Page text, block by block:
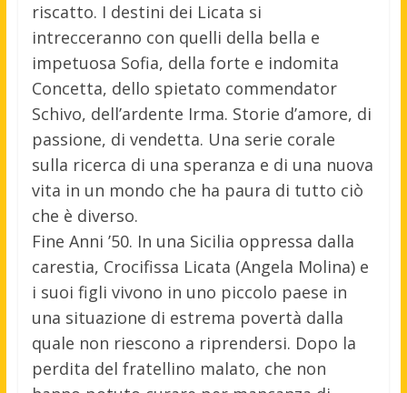
riscatto. I destini dei Licata si
intrecceranno con quelli della bella e
impetuosa Sofia, della forte e indomita
Concetta, dello spietato commendator
Schivo, dell’ardente Irma. Storie d’amore, di
passione, di vendetta. Una serie corale
sulla ricerca di una speranza e di una nuova
vita in un mondo che ha paura di tutto ciò
che è diverso.
Fine Anni ’50. In una Sicilia oppressa dalla
carestia, Crocifissa Licata (Angela Molina) e
i suoi figli vivono in uno piccolo paese in
una situazione di estrema povertà dalla
quale non riescono a riprendersi. Dopo la
perdita del fratellino malato, che non